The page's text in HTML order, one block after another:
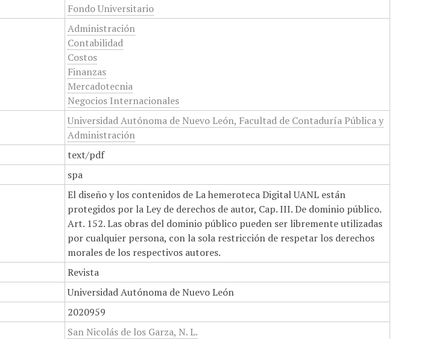
Fondo Universitario
Administración
Contabilidad
Costos
Finanzas
Mercadotecnia
Negocios Internacionales
Universidad Autónoma de Nuevo León, Facultad de Contaduría Pública y
Administración
text/pdf
spa
El diseño y los contenidos de La hemeroteca Digital UANL están
protegidos por la Ley de derechos de autor, Cap. III. De dominio público.
Art. 152. Las obras del dominio público pueden ser libremente utilizadas
por cualquier persona, con la sola restricción de respetar los derechos
morales de los respectivos autores.
Revista
Universidad Autónoma de Nuevo León
2020959
San Nicolás de los Garza, N. L.